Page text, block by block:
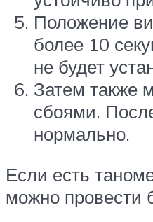
Положение
более 10
не будет
Затем также
сбоями.
нормально.
Если есть
можно провести